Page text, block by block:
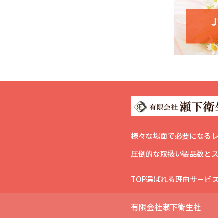
様々な場面で必要になる
圧倒的な取扱い製品数と
TOP選ばれる理由サービ
有限会社瀬下衛生社